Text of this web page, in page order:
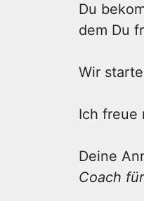
Du
dem Du
Wir
Ich freue
Deine
Coach